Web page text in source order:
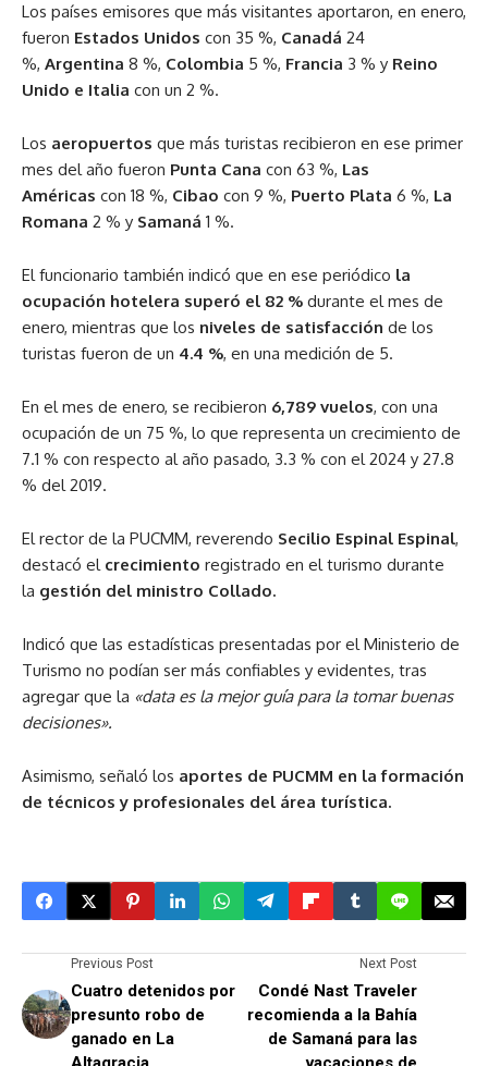
Los países emisores que más visitantes aportaron, en enero,
fueron Estados Unidos con 35 %, Canadá 24
%, Argentina 8 %, Colombia 5 %, Francia 3 % y Reino
Unido e Italia con un 2 %.
Los aeropuertos que más turistas recibieron en ese primer
mes del año fueron Punta Cana con 63 %, Las
Américas con 18 %, Cibao con 9 %, Puerto Plata 6 %, La
Romana 2 % y Samaná 1 %.
El funcionario también indicó que en ese periódico la
ocupación hotelera superó el 82 % durante el mes de
enero, mientras que los niveles de satisfacción de los
turistas fueron de un 4.4 %, en una medición de 5.
En el mes de enero, se recibieron 6,789 vuelos, con una
ocupación de un 75 %, lo que representa un crecimiento de
7.1 % con respecto al año pasado, 3.3 % con el 2024 y 27.8
% del 2019.
El rector de la PUCMM, reverendo Secilio Espinal Espinal,
destacó el crecimiento registrado en el turismo durante
la gestión del ministro Collado.
Indicó que las estadísticas presentadas por el Ministerio de
Turismo no podían ser más confiables y evidentes, tras
agregar que la «data es la mejor guía para la tomar buenas
decisiones».
Asimismo, señaló los aportes de PUCMM en la formación
de técnicos y profesionales del área turística.
Previous Post
Cuatro detenidos por
presunto robo de
ganado en La
Next Post
Condé Nast Traveler
recomienda a la Bahía
de Samaná para las